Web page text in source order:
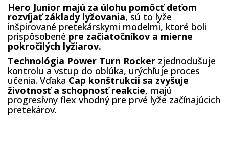
Hero Junior majú za úlohu pomôcť deťom
rozvíjať základy lyžovania, sú to lyže
inšpirované pretekárskymi modelmi, ktoré boli
prispôsobené pre začiatočníkov a mierne
pokročilých lyžiarov.
Technológia Power Turn Rocker zjednodušuje
kontrolu a vstup do oblúka, urýchľuje proces
učenia. Vďaka Cap konštrukcii sa zvyšuje
životnosť a schopnosť reakcie, majú
progresívny flex vhodný pre prvé lyže začínajúcich
pretekárov.